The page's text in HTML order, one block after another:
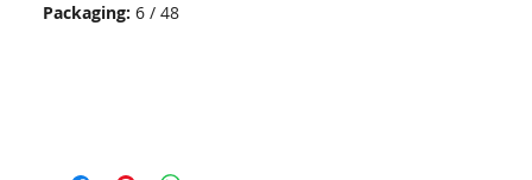
Packaging: 6 / 48